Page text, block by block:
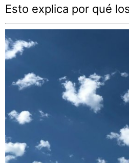
Esto explica por qué